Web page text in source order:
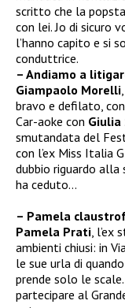
scritto che la
con lei. Jo di sicuro
l’hanno capito e si
conduttrice.
– Andiamo a
Giampaolo Morelli
bravo e defilato,
Car-aoke con Giulia
smutandata del
con l’ex Miss Italia
dubbio riguardo alla
ha ceduto…
– Pamela
Pamela Prati, l’ex
ambienti chiusi: in
le sue urla di
prende solo le
partecipare al